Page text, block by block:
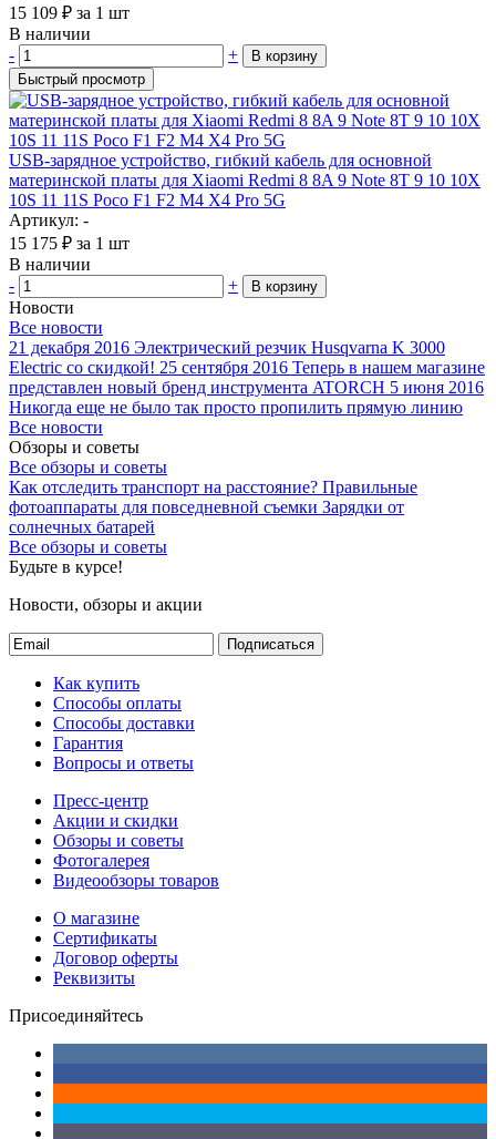
15 109 ₽ за 1 шт
В наличии
-
+
В корзину
Быстрый просмотр
USB-зарядное устройство, гибкий кабель для основной
материнской платы для Xiaomi Redmi 8 8A 9 Note 8T 9 10 10X
10S 11 11S Poco F1 F2 M4 X4 Pro 5G
Артикул: -
15 175 ₽ за 1 шт
В наличии
-
+ В корзину
Новости
Все новости
21 декабря 2016 Электрический резчик Husqvarna K 3000
Electric со скидкой! 25 сентября 2016 Теперь в нашем магазине
представлен новый бренд инструмента ATORCH 5 июня 2016
Никогда еще не было так просто пропилить прямую линию
Все новости
Обзоры и советы
Все обзоры и советы
Как отследить транспорт на расстояние? Правильные
фотоаппараты для повседневной съемки Зарядки от
солнечных батарей
Все обзоры и советы
Будьте в курсе!
Новости, обзоры и акции
Подписаться
Как купить
Способы оплаты
Способы доставки
Гарантия
Вопросы и ответы
Пресс-центр
Акции и скидки
Обзоры и советы
Фотогалерея
Видеообзоры товаров
О магазине
Сертификаты
Договор оферты
Реквизиты
Присоединяйтесь